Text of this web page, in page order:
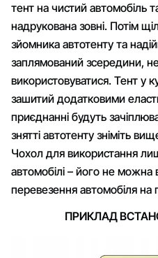
тент на чистий автомобіль
надрукована зовні. Потім
зйомника автотенту та
заплямований зсередини,
використовуватися. Тент у
зашитий додатковими
приєднанні будуть
знятті автотенту зніміть
Чохол для використання
автомобілі – його не можна
перевезення автомобіля на
ПРИКЛАД